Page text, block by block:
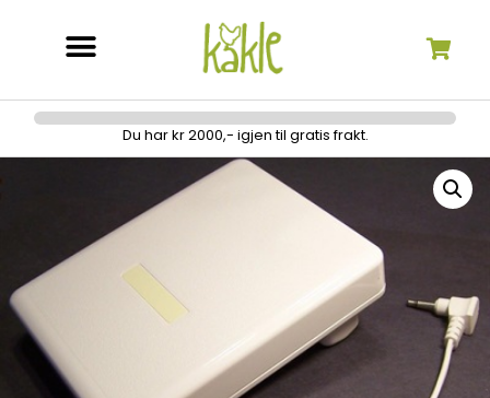
Du har kr 2000,- igjen til gratis frakt.